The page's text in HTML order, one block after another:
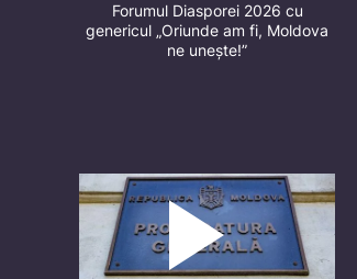
Forumul Diasporei 2026 cu
genericul „Oriunde am fi, Moldova
ne unește!”